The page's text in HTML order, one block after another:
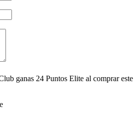
ganas 24 Puntos Elite al comprar este